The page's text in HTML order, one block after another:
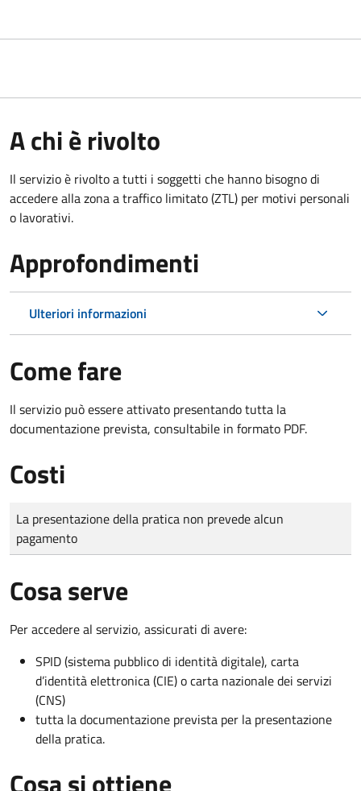
A chi è rivolto
Il servizio è rivolto a tutti i soggetti che hanno bisogno di
accedere alla zona a traffico limitato (ZTL) per motivi personali
o lavorativi.
Approfondimenti
Ulteriori informazioni
Come fare
Il servizio può essere attivato presentando tutta la
documentazione prevista, consultabile in formato PDF.
Costi
Tipo di pagamento
Importo
La presentazione della pratica non prevede alcun
pagamento
Cosa serve
Per accedere al servizio, assicurati di avere:
SPID (sistema pubblico di identità digitale), carta
d’identità elettronica (CIE) o carta nazionale dei servizi
(CNS)
tutta la documentazione prevista per la presentazione
della pratica.